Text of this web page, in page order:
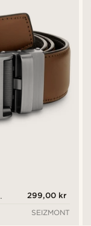
299,00 kr
SEIZMONT